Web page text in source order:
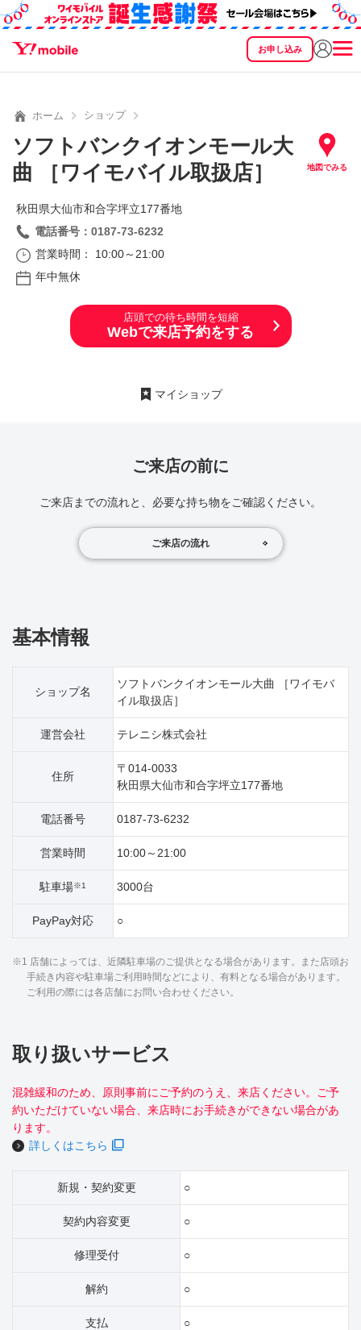
お申し込み
SEARCH
ホーム ショップ
ソフトバンクイオンモール大
曲 ［ワイモバイル取扱店］
地図でみる
秋田県大仙市和合字坪立177番地
電話番号：0187-73-6232
営業時間： 10:00～21:00
年中無休
店頭での待ち時間を短縮
Webで来店予約をする
マイショップ
ご来店の前に
ご来店までの流れと、必要な持ち物をご確認ください。
ご来店の流れ
基本情報
ショップ名
ソフトバンクイオンモール大曲 ［ワイモバ
イル取扱店］
運営会社 テレニシ株式会社
住所
〒014-0033
秋田県大仙市和合字坪立177番地
電話番号 0187-73-6232
営業時間 10:00～21:00
駐車場※1 3000台
PayPay対応 ○
※1 店舗によっては、近隣駐車場のご提供となる場合があります。また店頭お
手続き内容や駐車場ご利用時間などにより、有料となる場合があります。
ご利用の際には各店舗にお問い合わせください。
取り扱いサービス
混雑緩和のため、原則事前にご予約のうえ、来店ください。ご予
約いただけていない場合、来店時にお手続きができない場合があ
ります。
詳しくはこちら
新規・契約変更 ○
契約内容変更 ○
修理受付 ○
解約 ○
支払 ○